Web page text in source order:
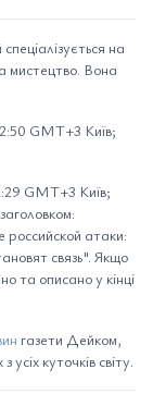
на
мистецтво. Вона
GMT+3 Київ;
GMT+3 Київ;
заголовком:
атаки:
связь". Якщо
та описано у кінці
газети Дейком,
куточків світу.